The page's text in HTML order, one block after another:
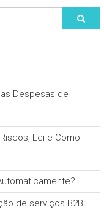
Despesas de
Lei e Como
de serviços B2B